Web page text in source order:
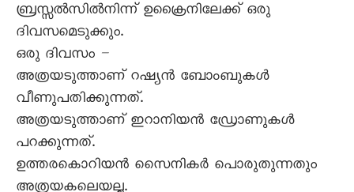
ബ്രസ്സൽസിൽനിന്ന് ഉക്രൈനിലേക്ക് ഒരു
ദിവസമെടുക്കും.
ഒരു ദിവസം –
അത്രയടുത്താണ് റഷ്യൻ ബോംബുകൾ
വീണുപതിക്കുന്നത്.
അത്രയടുത്താണ് ഇറാനിയൻ ഡ്രോണുകൾ
പറക്കുന്നത്.
ഉത്തരകൊറിയൻ സെെനികർ പൊരുതുന്നതും